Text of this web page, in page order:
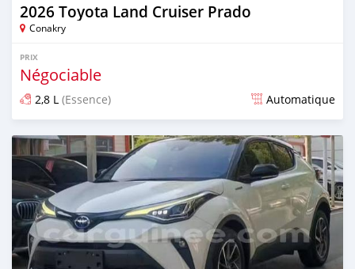
2026 Toyota Land Cruiser Prado
Conakry
PRIX
Négociable
2,8 L (Essence) Automatique
Publié il y a 14 jours